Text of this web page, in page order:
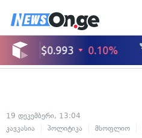
19 დეკემბერი, 13:04
კავკასია
პოლიტიკა მსოფლიო